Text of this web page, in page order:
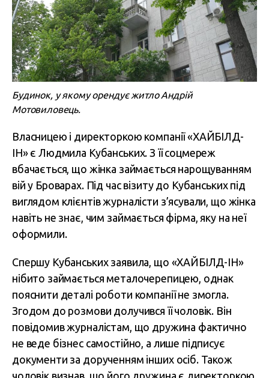
Будинок, у якому орендує житло Андрій
Мотовиловець.
Власницею і директоркою компанії «ХАЙБІЛД-
ІН» є Людмила Кубанських. З її соцмереж
вбачається, що жінка займається нарощуванням
вій у Броварах. Під час візиту до Кубанських під
виглядом клієнтів журналісти з’ясували, що жінка
навіть не знає, чим займається фірма, яку на неї
оформили.
Спершу Кубанських заявила, що «ХАЙБІЛД-ІН»
нібито займається металочерепицею, однак
пояснити деталі роботи компанії не змогла.
Згодом до розмови долучився її чоловік. Він
повідомив журналістам, що дружина фактично
не веде бізнес самостійно, а лише підписує
документи за дорученням інших осіб. Також
чоловік визнав, що його дружина є директоркою